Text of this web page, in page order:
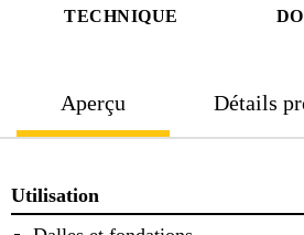
TECHNIQUE
Aperçu Détails
Utilisation